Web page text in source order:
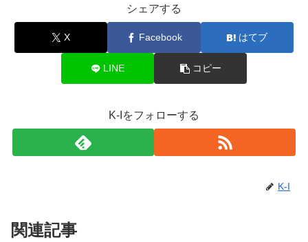
シェアする
X Facebook はてブ
LINE コピー
K-Iをフォローする
K-I
関連記事